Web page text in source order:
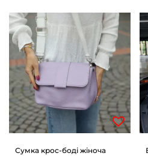
Сумка крос-боді жіноча